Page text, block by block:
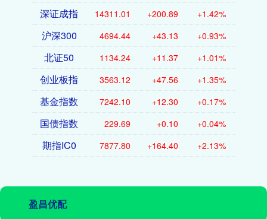
深证成指 14311.01 +200.89 +1.42%
沪深300 4694.44 +43.13 +0.93%
北证50 1134.24 +11.37 +1.01%
创业板指 3563.12 +47.56 +1.35%
基金指数 7242.10 +12.30 +0.17%
国债指数 229.69 +0.10 +0.04%
期指IC0 7877.80 +164.40 +2.13%
盈昌优配